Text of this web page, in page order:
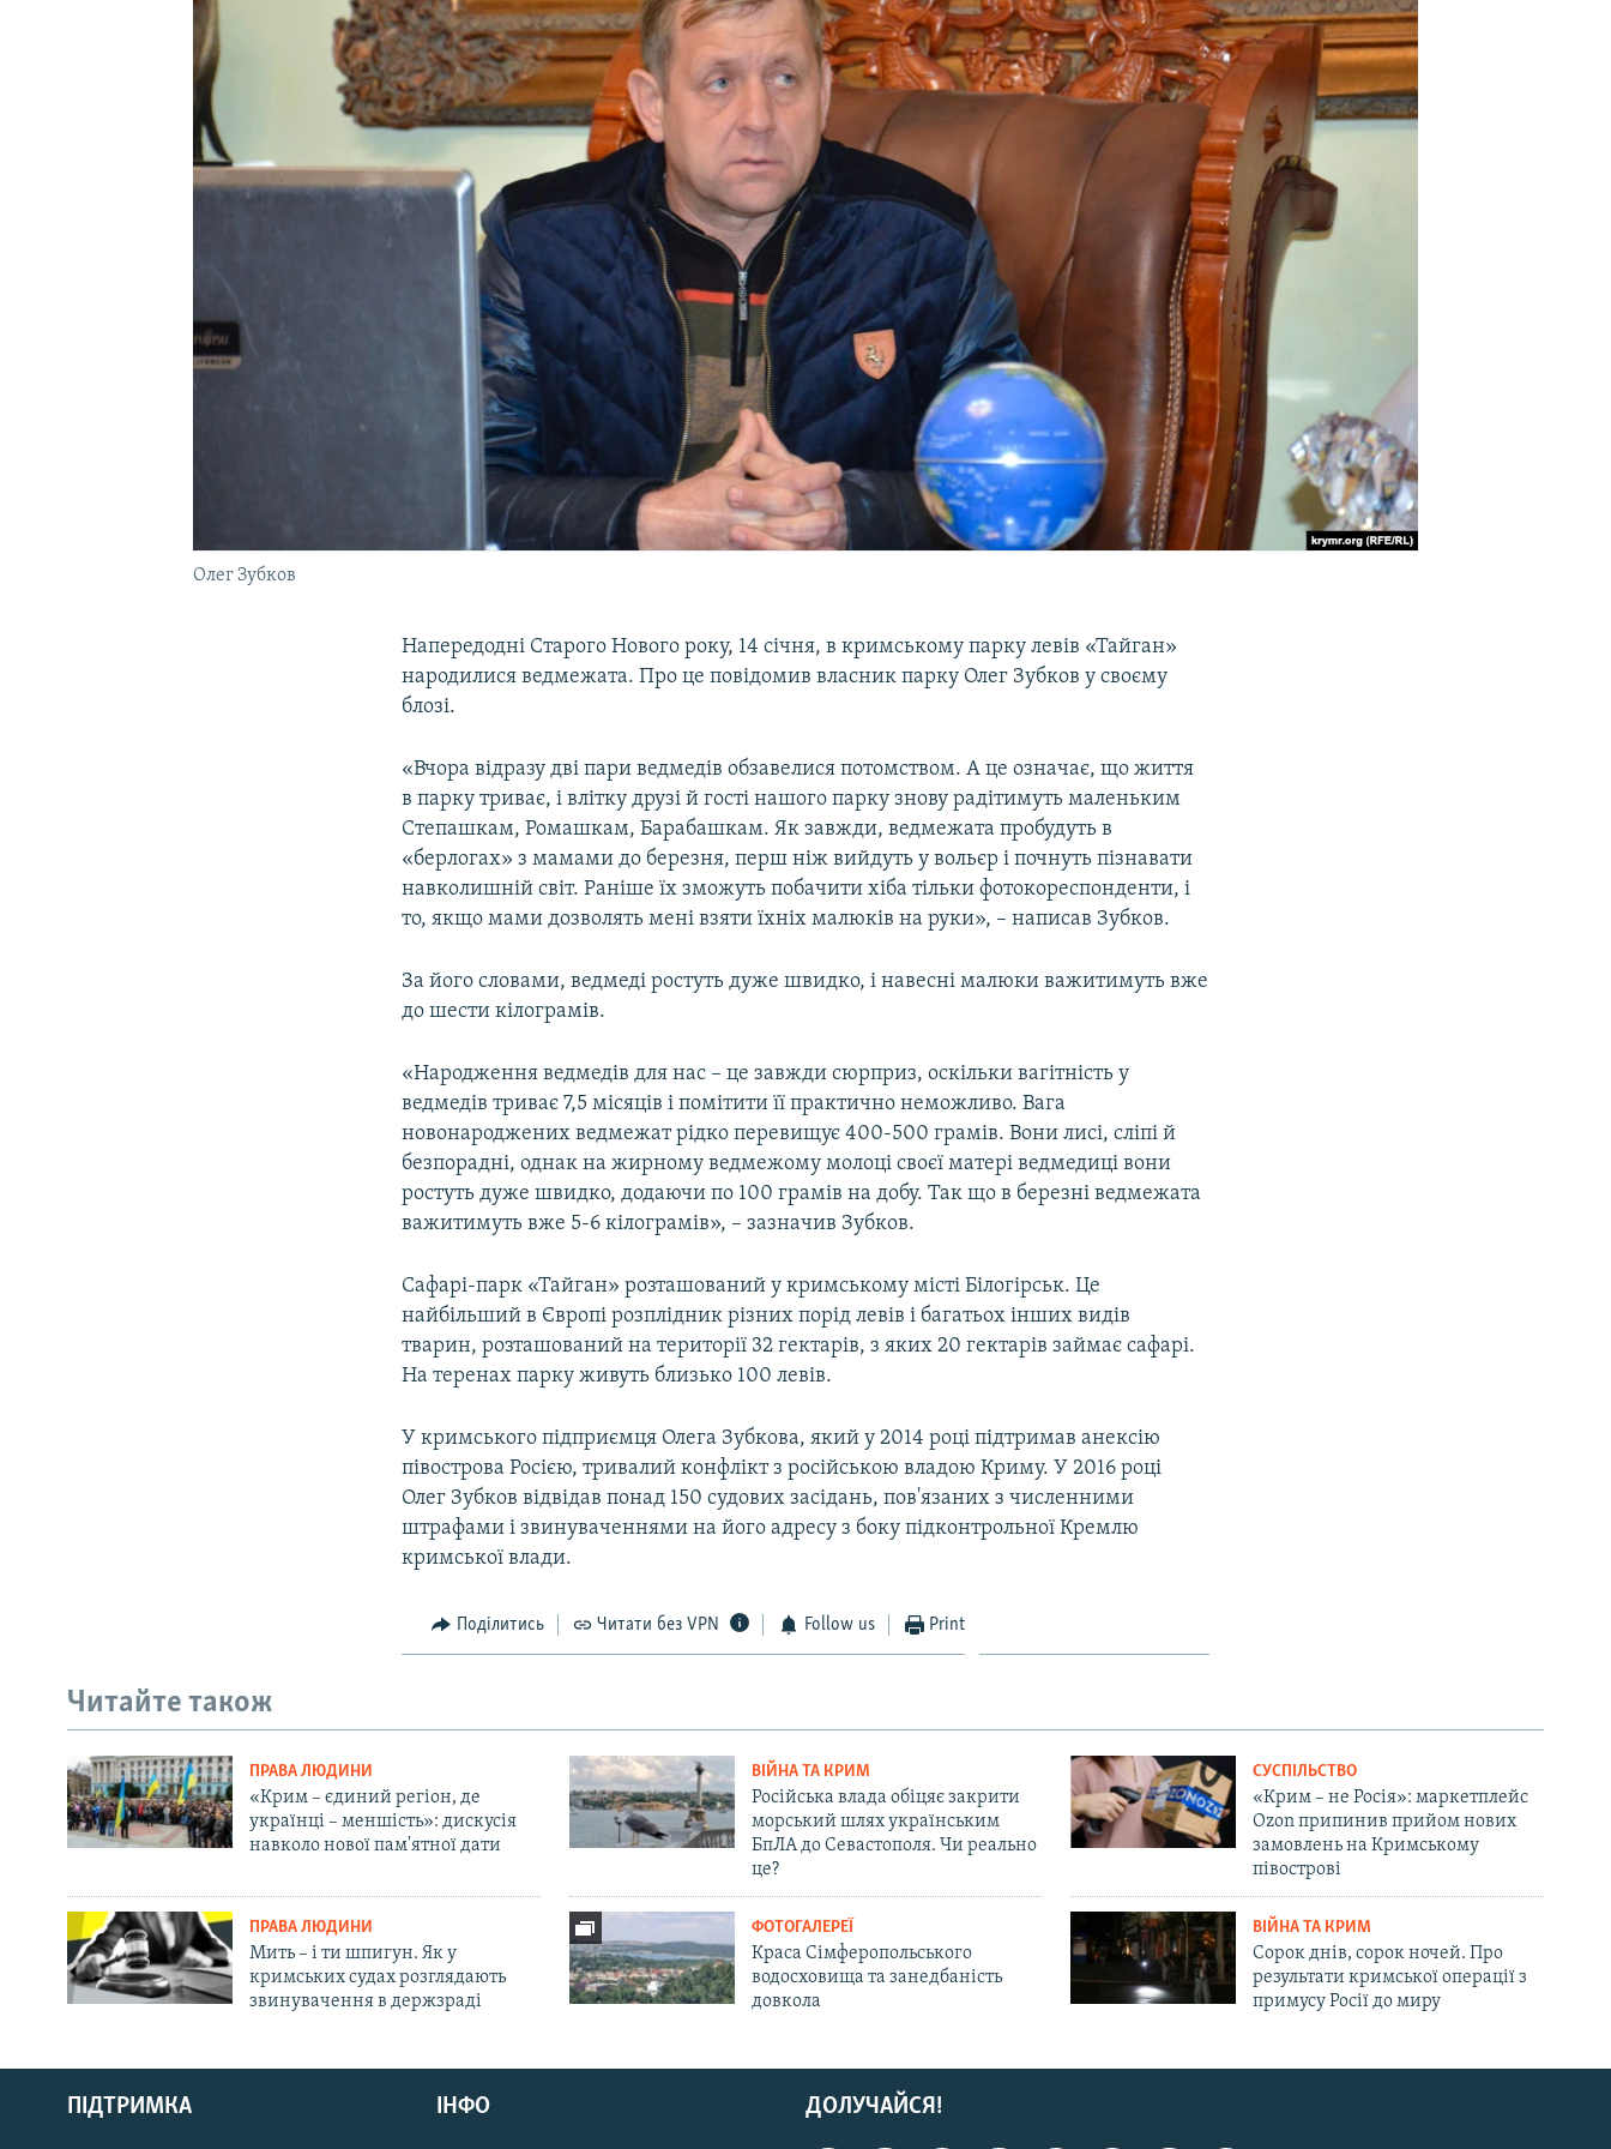
УКРАЇНСЬКА ПРОБЛЕМА КРИМУ
Русский
Qırımtatar
Олег Зубков
Напередодні Старого Нового року, 14 січня, в кримському парку левів «Тайган»
народилися ведмежата. Про це повідомив власник парку Олег Зубков у своєму
блозі.
«Вчора відразу дві пари ведмедів обзавелися потомством. А це означає, що життя
в парку триває, і влітку друзі й гості нашого парку знову радітимуть маленьким
Степашкам, Ромашкам, Барабашкам. Як завжди, ведмежата пробудуть в
«берлогах» з мамами до березня, перш ніж вийдуть у вольєр і почнуть пізнавати
навколишній світ. Раніше їх зможуть побачити хіба тільки фотокореспонденти, і
то, якщо мами дозволять мені взяти їхніх малюків на руки», – написав Зубков.
За його словами, ведмеді ростуть дуже швидко, і навесні малюки важитимуть вже
до шести кілограмів.
«Народження ведмедів для нас – це завжди сюрприз, оскільки вагітність у
ведмедів триває 7,5 місяців і помітити її практично неможливо. Вага
новонароджених ведмежат рідко перевищує 400-500 грамів. Вони лисі, сліпі й
безпорадні, однак на жирному ведмежому молоці своєї матері ведмедиці вони
ростуть дуже швидко, додаючи по 100 грамів на добу. Так що в березні ведмежата
важитимуть вже 5-6 кілограмів», – зазначив Зубков.
Сафарі-парк «Тайган» розташований у кримському місті Білогірськ. Це
найбільший в Європі розплідник різних порід левів і багатьох інших видів
тварин, розташований на території 32 гектарів, з яких 20 гектарів займає сафарі.
На теренах парку живуть близько 100 левів.
У кримського підприємця Олега Зубкова, який у 2014 році підтримав анексію
півострова Росією, тривалий конфлікт з російською владою Криму. У 2016 році
Олег Зубков відвідав понад 150 судових засідань, пов'язаних з численними
штрафами і звинуваченнями на його адресу з боку підконтрольної Кремлю
кримської влади.
Поділитись Читати без VPN Follow us Print
Читайте також
ПРАВА ЛЮДИНИ
«Крим – єдиний регіон, де
українці – меншість»: дискусія
навколо нової пам'ятної дати
ВІЙНА ТА КРИМ
Російська влада обіцяє закрити
морський шлях українським
БпЛА до Севастополя. Чи реально
це?
СУСПІЛЬСТВО
«Крим – не Росія»: маркетплейс
Ozon припинив прийом нових
замовлень на Кримському
півострові
ПРАВА ЛЮДИНИ
Мить – і ти шпигун. Як у
кримських судах розглядають
звинувачення в держзраді
ФОТОГАЛЕРЕЇ
Краса Сімферопольського
водосховища та занедбаність
довкола
ВІЙНА ТА КРИМ
Сорок днів, сорок ночей. Про
результати кримської операції з
примусу Росії до миру
ДОЛУЧАЙСЯ!
ПІДТРИМКА ІНФО